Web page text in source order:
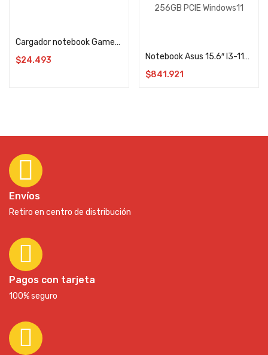
Cargador notebook Gamer MSI 20V 7.5A 150W
$24.493
Notebook Asus 15.6″ I3-1115G4 4GB / 8GB SSD 256GB PCIE Windows11
$841.921
Envíos
Retiro en centro de distribución
Pagos con tarjeta
100% seguro